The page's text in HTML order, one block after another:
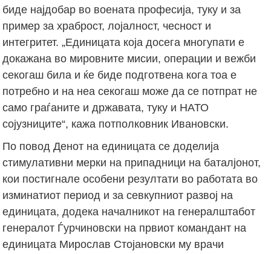
биде најдобар во воената професија, туку и за
пример за храброст, лојалност, чесност и
интегритет. „Единицата која досега многупати е
докажана во мировните мисии, операции и вежби
секогаш била и ќе биде подготвена кога тоа е
потребно и на неа секогаш може да се потпрат не
само граѓаните и државата, туку и НАТО
сојузниците“, кажа потполковник Ивановски.
По повод Денот на единицата се доделија
стимулативни мерки на припадници на баталјонот,
кои постигнале особени резултати во работата во
изминатиот период и за севкупниот развој на
единицата, додека началникот на генералштабот
генералот Ѓурчиновски на првиот командант на
единицата Мирослав Стојановски му врачи